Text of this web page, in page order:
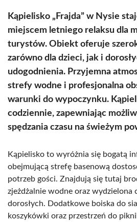
Kąpielisko „Frajda” w Nysie
miejscem letniego relaksu dla
turystów. Obiekt oferuje
zarówno dla dzieci, jak i
udogodnienia. Przyjemna
strefy wodne i profesjonalna
warunki do wypoczynku.
codziennie, zapewniając
spędzania czasu na świeżym
Kąpielisko to wyróżnia się bogatą
obejmującą strefę basenową
potrzeb gości. Znajdują się tutaj
zjeżdżalnie wodne oraz wydzielona
dorosłych. Dodatkowe boiska do
koszykówki oraz przestrzeń do